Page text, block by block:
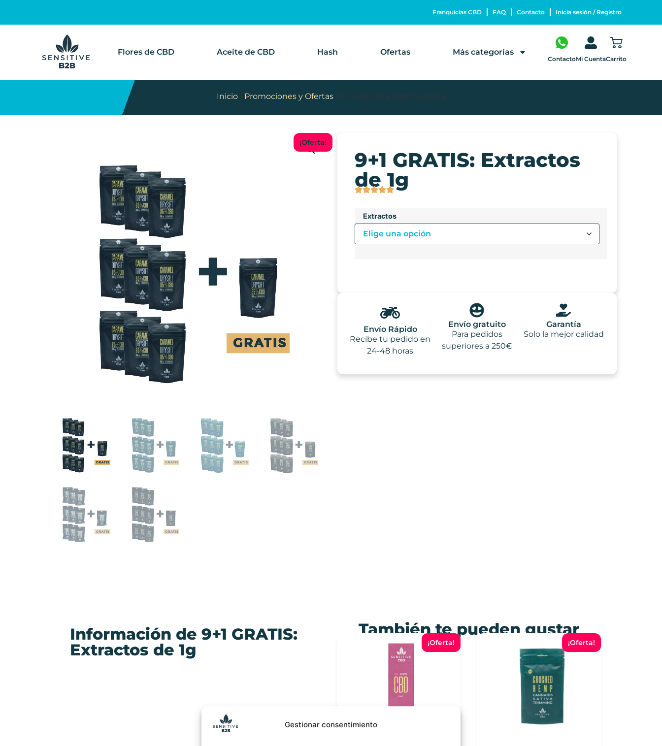
Gestionar consentimiento
Franquicias CBD FAQ Contacto Inicia sesión / Registro
Flores de CBD Aceite de CBD Hash Ofertas Más categorías
ContactoMi CuentaCarrito
Inicio/ Promociones y Ofertas/ 9+1 GRATIS: Extractos de 1g
¡Oferta!
9+1 GRATIS: Extractos
de 1g
Extractos
Envío Rápido
Recibe tu pedido en
24-48 horas
Envío gratuito
Para pedidos
superiores a 250€
Garantía
Solo la mejor calidad
Información de 9+1 GRATIS:
Extractos de 1g
También te pueden gustar
¡Oferta! ¡Oferta!